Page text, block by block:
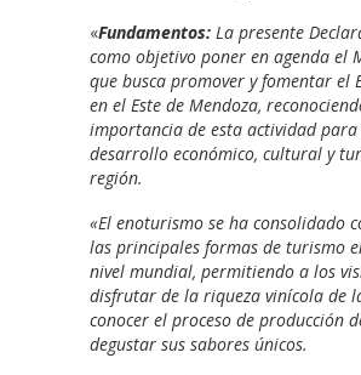
«Fundamentos: La presente
como objetivo poner en agenda el
que busca promover y fomentar el
en el Este de Mendoza,
importancia de esta actividad para
desarrollo económico, cultural y
región.
«El enoturismo se ha consolidado
las principales formas de turismo
nivel mundial, permitiendo a los
disfrutar de la riqueza vinícola de
conocer el proceso de producción
degustar sus sabores únicos.